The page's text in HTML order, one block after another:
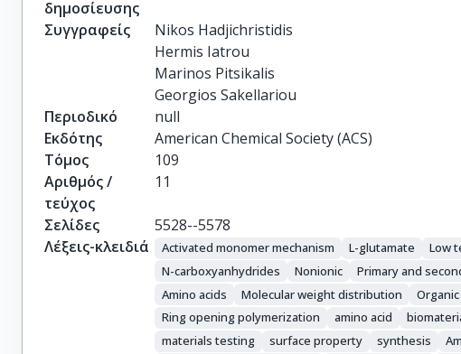
δημοσίευσης
Συγγραφείς
Nikos Hadjichristidis
Hermis Iatrou
Marinos Pitsikalis
Georgios Sakellariou
Περιοδικό
null
Εκδότης
American Chemical Society (ACS)
Τόμος
109
Αριθμός /
τεύχος
11
Σελίδες
5528--5578
Λέξεις-κλειδιά
Activated monomer mechanism L-glutamate Low
N-carboxyanhydrides
Nonionic Primary and
Amino acids
Molecular weight distribution
Ring opening polymerization
amino acid
materials testing
surface property synthesis